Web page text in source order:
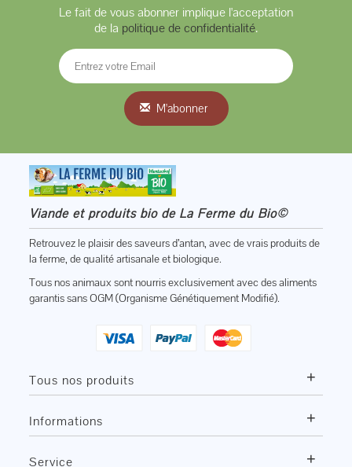
Le fait de vous abonner implique l'acceptation
de la politique de confidentialité.
M'abonner
Viande et produits bio de La Ferme du Bio©
Retrouvez le plaisir des saveurs d’antan, avec de vrais produits de
la ferme, de qualité artisanale et biologique.
Tous nos animaux sont nourris exclusivement avec des aliments
garantis sans OGM (Organisme Génétiquement Modifié).
Tous nos produits +
Informations +
Service +